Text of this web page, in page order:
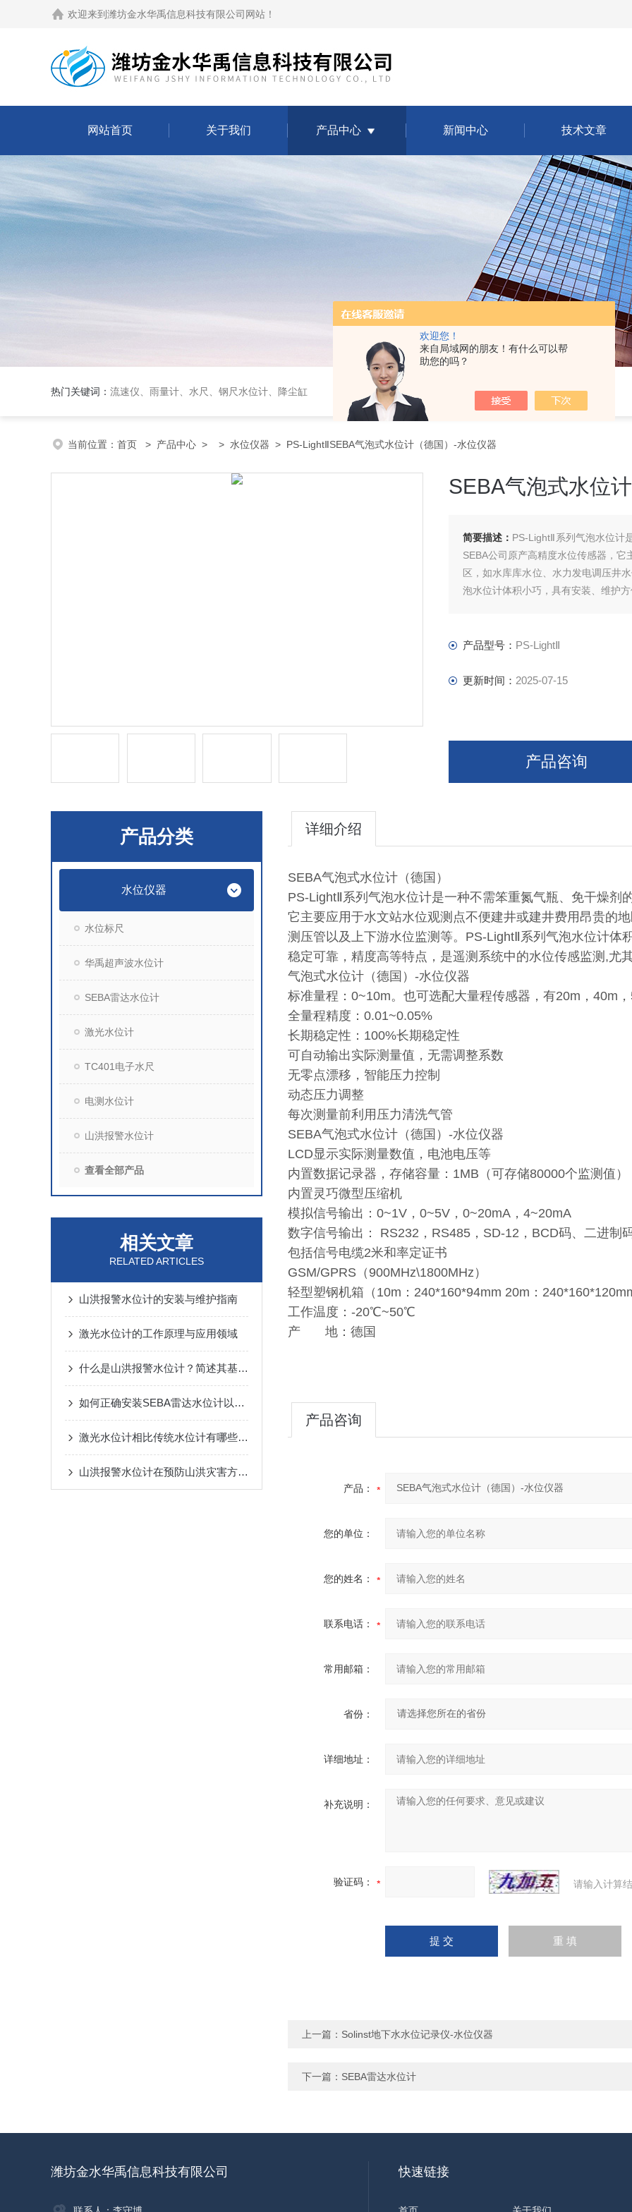
欢迎您！
来自局域网的朋友！有什么可以帮
助您的吗？
欢迎来到 潍坊金水华禹信息科技有限公司网站 ！
网站首页 关于我们 产品中心 新闻中心 技术文章
热门关键词： 流速仪、雨量计、水尺、钢尺水位计、降尘缸
当前位置： 首页 > 产品中心 > > 水位仪器 > PS-LightⅡSEBA气泡式水位计（德国）-水位仪器
SEBA气泡式水位
简要描述： PS-LightⅡ系列气泡水位计
SEBA公司原产高精度水位传感器，
区，如水库库水位、水力发电调压井
泡水位计体积小巧，具有安装、维护
产品型号： PS-LightⅡ
更新时间： 2025-07-15
产品咨询
产品分类
水位仪器
水位标尺
华禹超声波水位计
SEBA雷达水位计
激光水位计
TC401电子水尺
电测水位计
山洪报警水位计
查看全部产品
相关文章
RELATED ARTICLES
山洪报警水位计的安装与维护指南
激光水位计的工作原理与应用领域
什么是山洪报警水位计？简述其基本功能
如何正确安装SEBA雷达水位计以确保其正常工作？
激光水位计相比传统水位计有哪些优势？
山洪报警水位计在预防山洪灾害方面的作用
详细介绍
SEBA气泡式水位计（德国）
PS-LightⅡ系列气泡水位计是一种不需笨重氮气瓶、免干燥剂
它主要应用于水文站水位观测点不便建井或建井费用昂贵的
测压管以及上下游水位监测等。PS-LightⅡ系列气泡水位计体
稳定可靠，精度高等特点，是遥测系统中的水位传感监测,尤
气泡式水位计（德国）-水位仪器
标准量程：0~10m。也可选配大量程传感器，有20m，40m
全量程精度：0.01~0.05%
长期稳定性：100%长期稳定性
可自动输出实际测量值，无需调整系数
无零点漂移，智能压力控制
动态压力调整
每次测量前利用压力清洗气管
SEBA气泡式水位计（德国）-水位仪器
LCD显示实际测量数值，电池电压等
内置数据记录器，存储容量：1MB（可存储80000个监测值）
内置灵巧微型压缩机
模拟信号输出：0~1V，0~5V，0~20mA，4~20mA
数字信号输出： RS232，RS485，SD-12，BCD码、二进制
包括信号电缆2米和率定证书
GSM/GPRS（900MHz\1800MHz）
轻型塑钢机箱（10m：240*160*94mm 20m：
工作温度：-20℃~50℃
产 地：德国
产品咨询
产品：
您的单位：
您的姓名：
联系电话：
常用邮箱：
省份：
详细地址：
补充说明：
验证码： 请输入计算
上一篇： Solinst地下水水位记录仪-水位仪器
下一篇： SEBA雷达水位计
潍坊金水华禹信息科技有限公司 快速链接